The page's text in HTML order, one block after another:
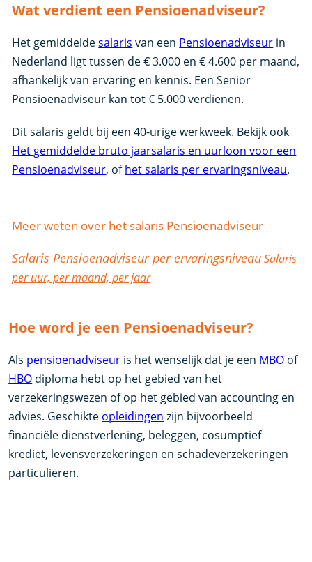
Wat verdient een Pensioenadviseur?
Het gemiddeldesalaris van een Pensioenadviseur in
Nederland ligt tussen de € 3.000 en € 4.600 per maand,
afhankelijk van ervaring en kennis. Een Senior
Pensioenadviseur kan tot € 5.000 verdienen.
Dit salaris geldt bij een 40-urige werkweek. Bekijk ook
Het gemiddelde bruto jaarsalaris en uurloon voor een
Pensioenadviseur, ofhet salaris per ervaringsniveau.
Meer weten over het salaris Pensioenadviseur
Salaris Pensioenadviseur per ervaringsniveauSalaris
per uur, per maand, per jaar
Hoe word je een Pensioenadviseur?
Als pensioenadviseur is het wenselijk dat je een MBO of
HBO diploma hebt op het gebied van het
verzekeringswezen of op het gebied van accounting en
advies. Geschikte opleidingen zijn bijvoorbeeld
financiële dienstverlening, beleggen, cosumptief
krediet, levensverzekeringen en schadeverzekeringen
particulieren.